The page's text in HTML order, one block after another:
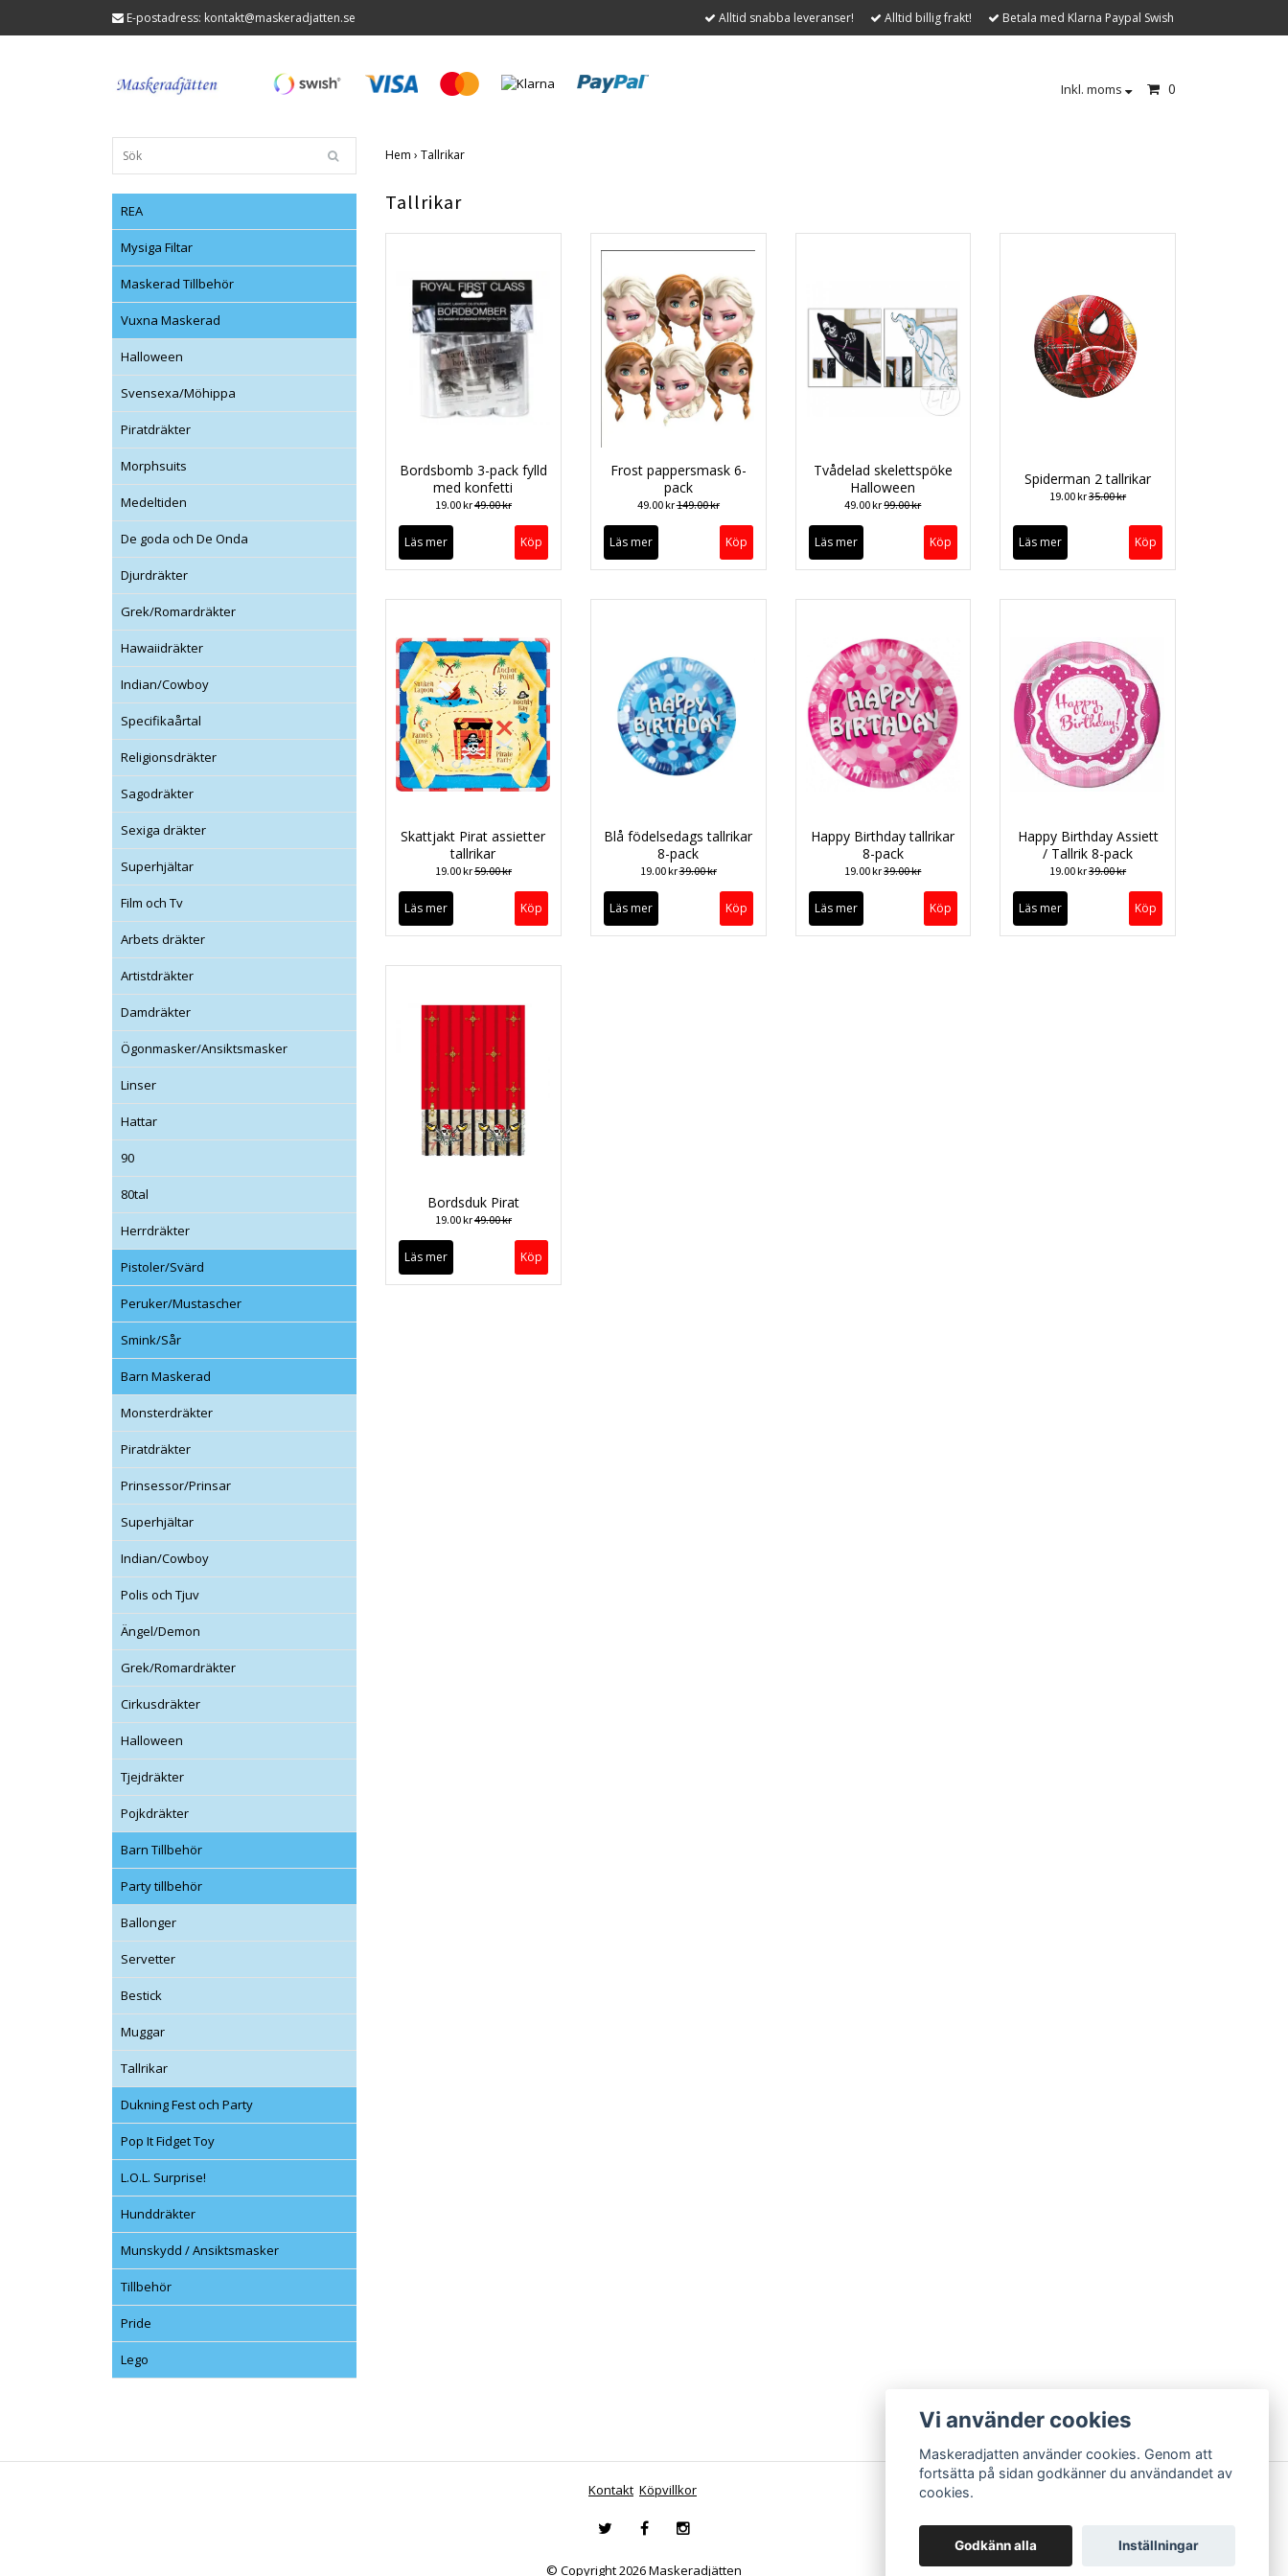
E-postadress: kontakt@maskeradjatten.se Alltid snabba leveranser! Alltid billig frakt! Betala med Klarna Paypal Swish
Inkl. moms 0
REA
Mysiga Filtar
Maskerad Tillbehör
Vuxna Maskerad
Halloween
Svensexa/Möhippa
Piratdräkter
Morphsuits
Medeltiden
De goda och De Onda
Djurdräkter
Grek/Romardräkter
Hawaiidräkter
Indian/Cowboy
Specifikaårtal
Religionsdräkter
Sagodräkter
Sexiga dräkter
Superhjältar
Film och Tv
Arbets dräkter
Artistdräkter
Damdräkter
Ögonmasker/Ansiktsmasker
Linser
Hattar
90
80tal
Herrdräkter
Pistoler/Svärd
Peruker/Mustascher
Smink/Sår
Barn Maskerad
Monsterdräkter
Piratdräkter
Prinsessor/Prinsar
Superhjältar
Indian/Cowboy
Polis och Tjuv
Ängel/Demon
Grek/Romardräkter
Cirkusdräkter
Halloween
Tjejdräkter
Pojkdräkter
Barn Tillbehör
Party tillbehör
Ballonger
Servetter
Bestick
Muggar
Tallrikar
Dukning Fest och Party
Pop It Fidget Toy
L.O.L. Surprise!
Hunddräkter
Munskydd / Ansiktsmasker
Tillbehör
Pride
Lego
Hem › Tallrikar
Tallrikar
Bordsbomb 3-pack fylld
med konfetti
19.00 kr49.00 kr
Läs mer
Frost pappersmask 6-
pack
49.00 kr149.00 kr
Läs mer
Tvådelad skelettspöke
Halloween
49.00 kr99.00 kr
Läs mer
Spiderman 2 tallrikar
19.00 kr35.00 kr
Läs mer
Skattjakt Pirat assietter
tallrikar
19.00 kr59.00 kr
Läs mer
Blå födelsedags tallrikar
8-pack
19.00 kr39.00 kr
Läs mer
Happy Birthday tallrikar
8-pack
19.00 kr39.00 kr
Läs mer
Happy Birthday Assiett
/ Tallrik 8-pack
19.00 kr39.00 kr
Läs mer
Bordsduk Pirat
19.00 kr49.00 kr
Läs mer
Kontakt Köpvillkor
© Copyright 2026 Maskeradjätten
Vi använder cookies
Maskeradjatten använder cookies. Genom att
fortsätta på sidan godkänner du användandet av
cookies.
Godkänn alla Inställningar